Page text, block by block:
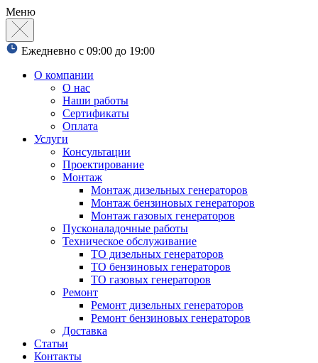
Меню
Ежедневно с 09:00 до 19:00
О компании
О нас
Наши работы
Сертификаты
Оплата
Услуги
Консультации
Проектирование
Монтаж
Монтаж дизельных генераторов
Монтаж бензиновых генераторов
Монтаж газовых генераторов
Пусконаладочные работы
Техническое обслуживание
ТО дизельных генераторов
ТО бензиновых генераторов
ТО газовых генераторов
Ремонт
Ремонт дизельных генераторов
Ремонт бензиновых генераторов
Доставка
Статьи
Контакты